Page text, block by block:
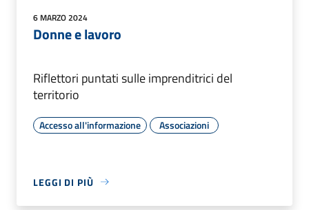
6 MARZO 2024
Donne e lavoro
Riflettori puntati sulle imprenditrici del
territorio
Accesso all'informazione Associazioni
LEGGI DI PIÙ